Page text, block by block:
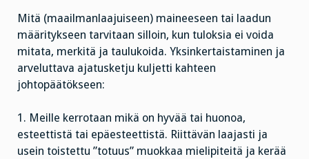
Mitä (maailmanlaajuiseen) maineeseen tai laadun
määritykseen tarvitaan silloin, kun tuloksia ei voida
mitata, merkitä ja taulukoida. Yksinkertaistaminen ja
arveluttava ajatusketju kuljetti kahteen
johtopäätökseen:
1. Meille kerrotaan mikä on hyvää tai huonoa,
esteettistä tai epäesteettistä. Riittävän laajasti ja
usein toistettu ”totuus” muokkaa mielipiteitä ja kerää